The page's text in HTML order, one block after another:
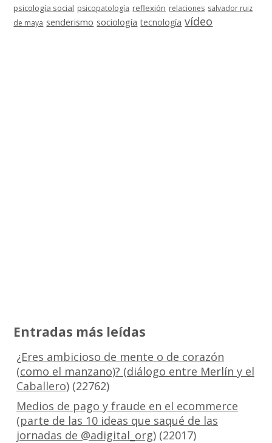
psicología social psicopatología reflexión relaciones salvador ruiz
de maya senderismo sociología tecnología vídeo
Entradas más leídas
¿Eres ambicioso de mente o de corazón
(como el manzano)? (diálogo entre Merlín y el
Caballero)(22762)
Medios de pago y fraude en el ecommerce
(parte de las 10 ideas que saqué de las
jornadas de @adigital_org)(22017)